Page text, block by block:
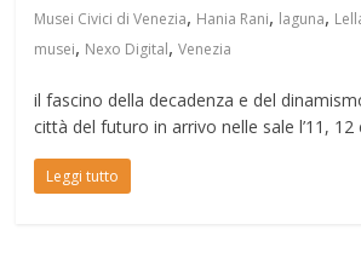
Musei Civici di Venezia, Hania Rani, laguna,
musei, Nexo Digital,Venezia
il fascino della decadenza e del
città del futuro in arrivo nelle sale l’11, 12
Leggi tutto